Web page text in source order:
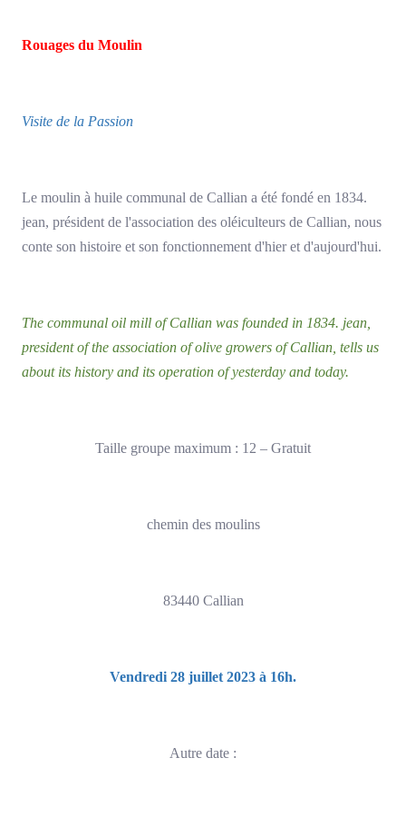
Rouages du Moulin
Visite de la Passion
Le moulin à huile communal de Callian a été fondé en 1834.
jean, président de l'association des oléiculteurs de Callian, nous
conte son histoire et son fonctionnement d'hier et d'aujourd'hui.
The communal oil mill of Callian was founded in 1834. jean,
president of the association of olive growers of Callian, tells us
about its history and its operation of yesterday and today.
Taille groupe maximum : 12 – Gratuit
chemin des moulins
83440 Callian
Vendredi 28 juillet 2023 à 16h.
Autre date :